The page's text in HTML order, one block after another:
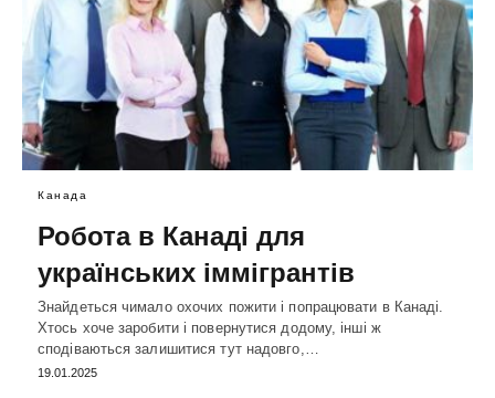
Канада
Робота в Канаді для
українських іммігрантів
Знайдеться чимало охочих пожити і попрацювати в Канаді.
Хтось хоче заробити і повернутися додому, інші ж
сподіваються залишитися тут надовго,…
19.01.2025